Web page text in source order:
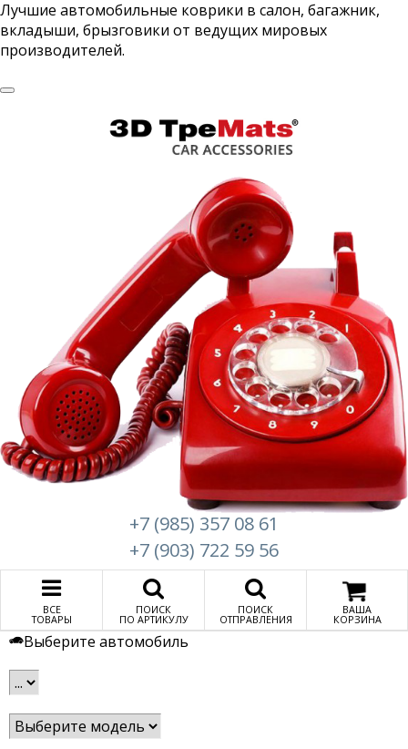
Лучшие автомобильные коврики в салон, багажник,
вкладыши, брызговики от ведущих мировых
производителей.
WeatherTech
+7 (985) 357 08 61
+7 (903) 722 59 56
ВСЕ
ТОВАРЫ
ПОИСК
ПО АРТИКУЛУ
ПОИСК
ОТПРАВЛЕНИЯ
ВАША
КОРЗИНА
Выберите автомобиль